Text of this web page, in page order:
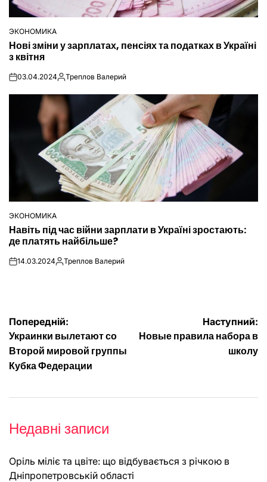
ОПУБЛІКУВАТИ
У
ЭКОНОМИКА
Нові зміни у зарплатах, пенсіях та податках в Україні
з квітня
on03.04.2024Опубліковано
Треплов Валерий
ОПУБЛІКУВАТИ
У
ЭКОНОМИКА
Навіть під час війни зарплати в Україні зростають:
де платять найбільше?
on14.03.2024Опубліковано
Треплов Валерий
Навігація
записів
Попередній:
Украинки вылетают со
Второй мировой группы
Кубка Федерации
Наступний:
Новые правила набора в
школу
Недавні записи
Оріль міліє та цвіте: що відбувається з річкою в
Дніпропетровській області